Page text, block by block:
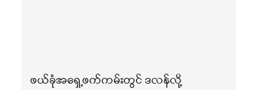
ဖယ်ခုံအရှေ့ဖက်ကမ်းတွင် ဒလန်လို့